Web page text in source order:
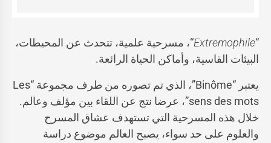
“
Extremophile“، مسرحية علمية، تتحدث عن المحيطات،
البيئات القاسية، وأماكن الحياة الرائعة.
يعتبر “Binôme”، الذي تم تصوره من طرف مجموعة “Les
sens des mots”، عرضا نتج عن اللقاء بين مؤلف وعالم.
خلال هذه المسرحية التي تستهدف عشاق المسرح
والعلوم على حد سواء، يصبح العالم موضوع دراسة